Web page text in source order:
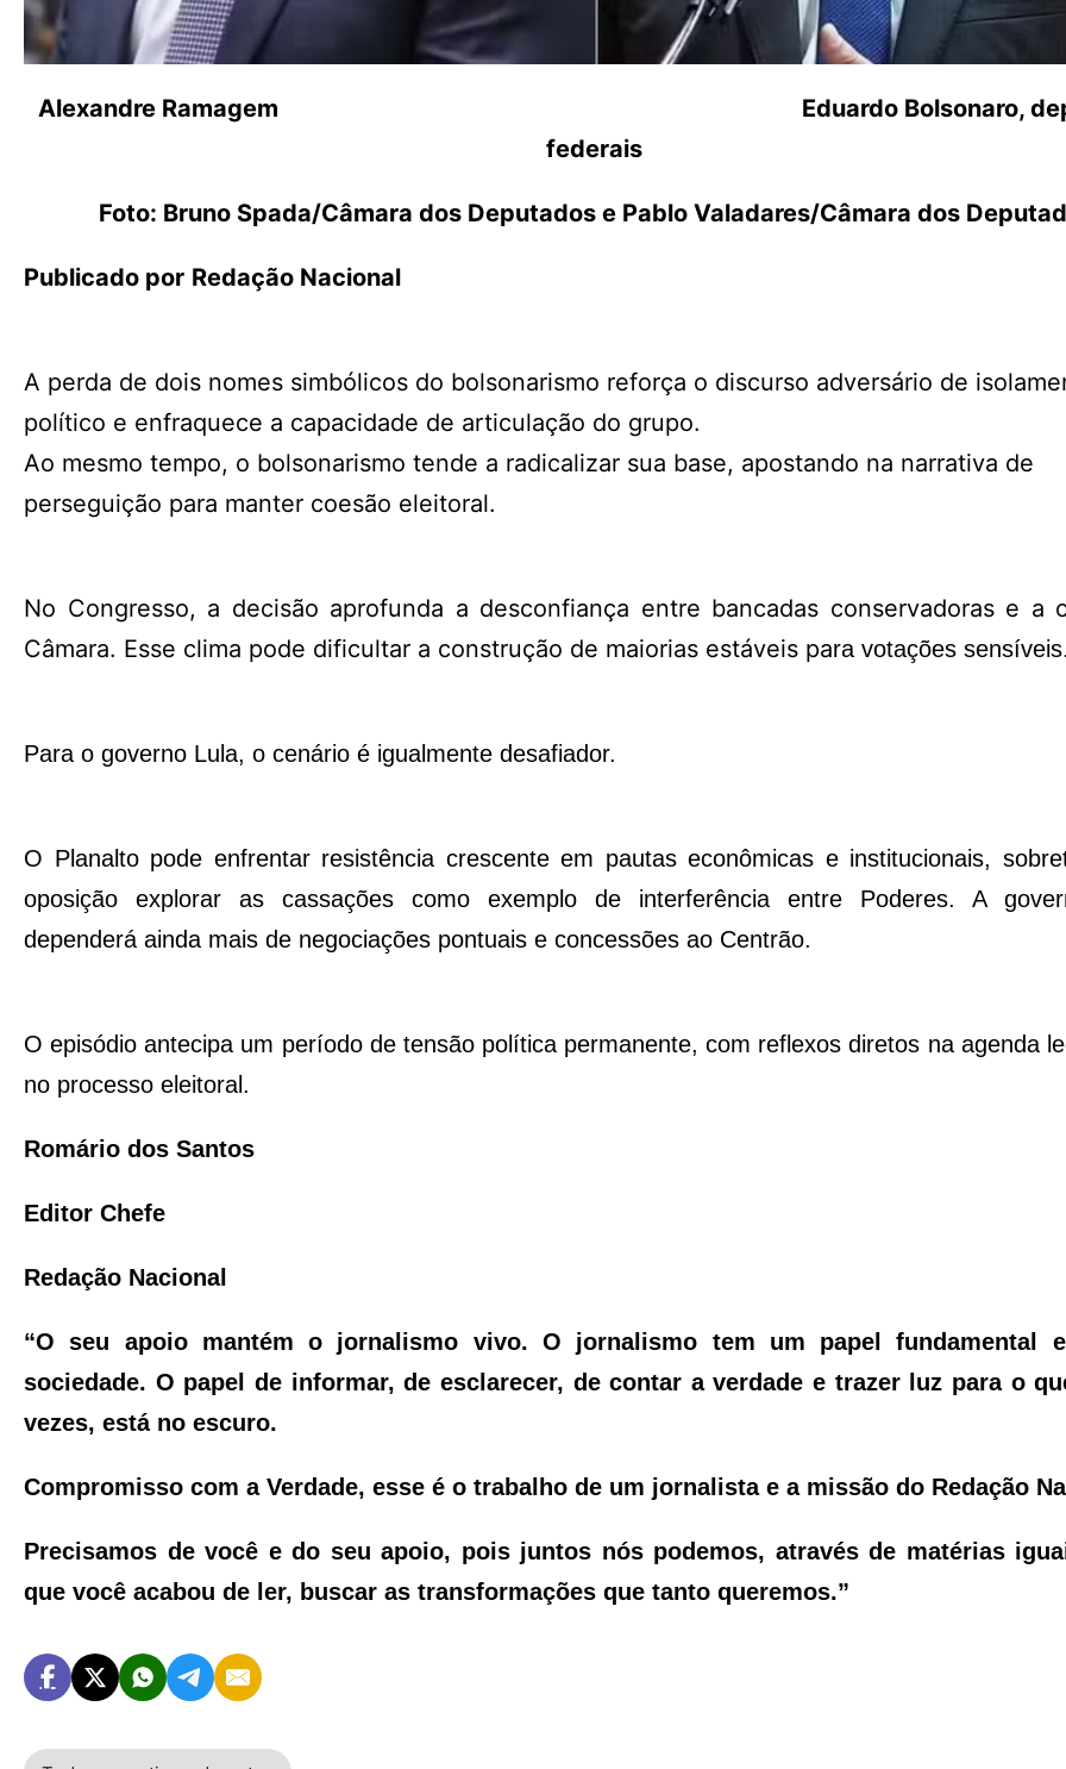
Alexandre Ramagem Eduardo Bolsonaro,
federais
Foto: Bruno Spada/Câmara dos Deputados e Pablo Valadares/Câmara dos
Publicado por Redação Nacional
A perda de dois nomes simbólicos do bolsonarismo reforça o discurso adversário de
político e enfraquece a capacidade de articulação do grupo.
Ao mesmo tempo, o bolsonarismo tende a radicalizar sua base, apostando na narrativa de
perseguição para manter coesão eleitoral.
No Congresso, a decisão aprofunda a desconfiança entre bancadas conservadoras e a
Câmara. Esse clima pode dificultar a construção de maiorias estáveis para votações
Para o governo Lula, o cenário é igualmente desafiador.
O Planalto pode enfrentar resistência crescente em pautas econômicas e institucionais,
oposição explorar as cassações como exemplo de interferência entre Poderes. A
dependerá ainda mais de negociações pontuais e concessões ao Centrão.
O episódio antecipa um período de tensão política permanente, com reflexos diretos na agenda
no processo eleitoral.
Romário dos Santos
Editor Chefe
Redação Nacional
“O seu apoio mantém o jornalismo vivo. O jornalismo tem um papel fundamental
sociedade. O papel de informar, de esclarecer, de contar a verdade e trazer luz para o
vezes, está no escuro.
Compromisso com a Verdade, esse é o trabalho de um jornalista e a missão do Redação
Precisamos de você e do seu apoio, pois juntos nós podemos, através de matérias
que você acabou de ler, buscar as transformações que tanto queremos.”